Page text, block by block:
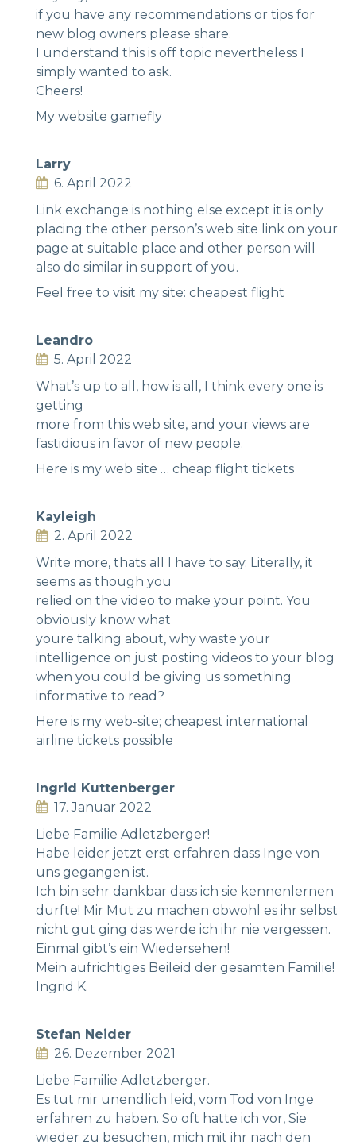
if you have any recommendations or tips for
new blog owners please share.
I understand this is off topic nevertheless I
simply wanted to ask.
Cheers!
My website gamefly
Larry
6. April 2022
Link exchange is nothing else except it is only
placing the other person’s web site link on your
page at suitable place and other person will
also do similar in support of you.
Feel free to visit my site: cheapest flight
Leandro
5. April 2022
What’s up to all, how is all, I think every one is
getting
more from this web site, and your views are
fastidious in favor of new people.
Here is my web site … cheap flight tickets
Kayleigh
2. April 2022
Write more, thats all I have to say. Literally, it
seems as though you
relied on the video to make your point. You
obviously know what
youre talking about, why waste your
intelligence on just posting videos to your blog
when you could be giving us something
informative to read?
Here is my web-site; cheapest international
airline tickets possible
Ingrid Kuttenberger
17. Januar 2022
Liebe Familie Adletzberger!
Habe leider jetzt erst erfahren dass Inge von
uns gegangen ist.
Ich bin sehr dankbar dass ich sie kennenlernen
durfte! Mir Mut zu machen obwohl es ihr selbst
nicht gut ging das werde ich ihr nie vergessen.
Einmal gibt’s ein Wiedersehen!
Mein aufrichtiges Beileid der gesamten Familie!
Ingrid K.
Stefan Neider
26. Dezember 2021
Liebe Familie Adletzberger.
Es tut mir unendlich leid, vom Tod von Inge
erfahren zu haben. So oft hatte ich vor, Sie
wieder zu besuchen, mich mit ihr nach den